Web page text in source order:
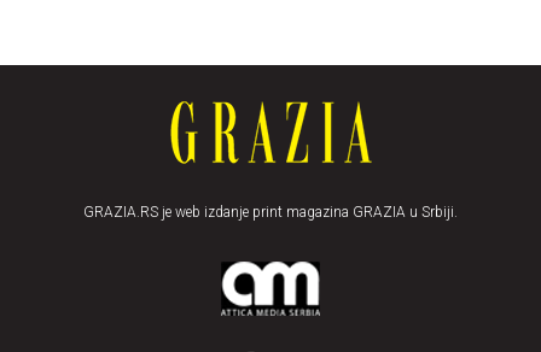
GRAZIA.RS je web izdanje print magazina GRAZIA u Srbiji.